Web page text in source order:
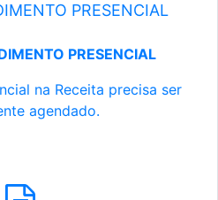
PRESENCIAL
PRESENCIAL
na Receita precisa ser
agendado.